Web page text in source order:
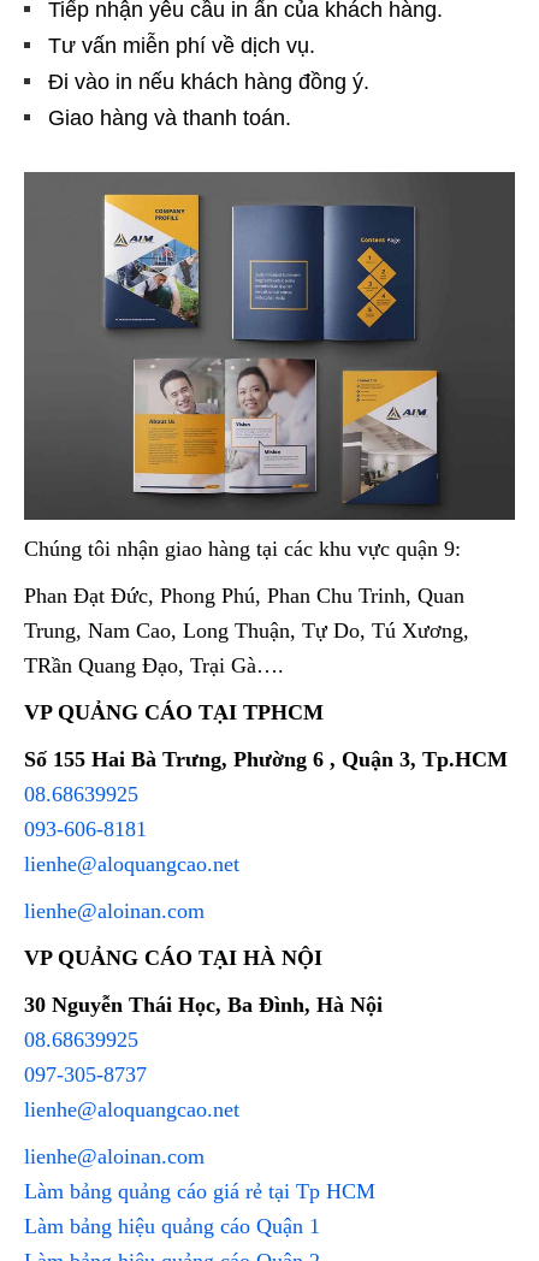
Tiếp nhận yêu cầu in ấn của khách hàng.
Tư vấn miễn phí về dịch vụ.
Đi vào in nếu khách hàng đồng ý.
Giao hàng và thanh toán.
Chúng tôi nhận giao hàng tại các khu vực quận 9:
Phan Đạt Đức, Phong Phú, Phan Chu Trinh, Quan
Trung, Nam Cao, Long Thuận, Tự Do, Tú Xương,
TRần Quang Đạo, Trại Gà….
VP QUẢNG CÁO TẠI TPHCM
Số 155 Hai Bà Trưng, Phường 6 , Quận 3, Tp.HCM
08.68639925
093-606-8181
lienhe@aloquangcao.net
lienhe@aloinan.com
VP QUẢNG CÁO TẠI HÀ NỘI
30 Nguyễn Thái Học, Ba Đình, Hà Nội
08.68639925
097-305-8737
lienhe@aloquangcao.net
lienhe@aloinan.com
Làm bảng quảng cáo giá rẻ tại Tp HCM
Làm bảng hiệu quảng cáo Quận 1